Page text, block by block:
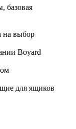
базовая
на выбор
Boyard
для ящиков